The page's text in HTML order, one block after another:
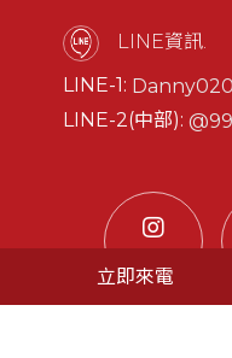
LINE資訊.
LINE-1:
LINE-2(中部):
立即來電